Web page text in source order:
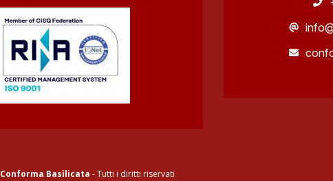
Conforma Basilicata - Tutti i diritti riservati